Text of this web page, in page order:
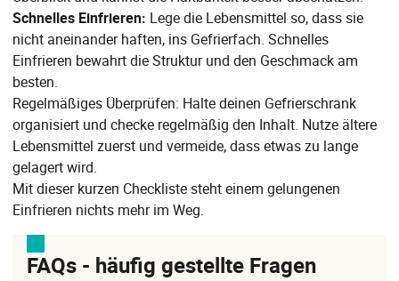
Schnelles Einfrieren: Lege die Lebensmittel so, dass sie
nicht aneinander haften, ins Gefrierfach. Schnelles
Einfrieren bewahrt die Struktur und den Geschmack am
besten.
Regelmäßiges Überprüfen: Halte deinen Gefrierschrank
organisiert und checke regelmäßig den Inhalt. Nutze ältere
Lebensmittel zuerst und vermeide, dass etwas zu lange
gelagert wird.
Mit dieser kurzen Checkliste steht einem gelungenen
Einfrieren nichts mehr im Weg.
FAQs - häufig gestellte Fragen